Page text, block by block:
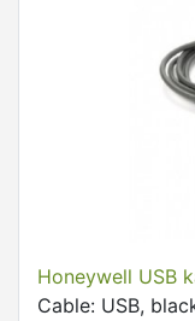
Honeywell USB
Cable: USB,